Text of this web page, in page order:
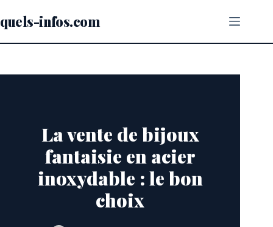
au
contenu
quels-infos.com
La vente de bijoux
fantaisie en acier
inoxydable : le bon
choix